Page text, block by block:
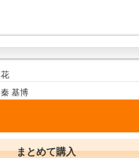
花
秦 基博
まとめて購入